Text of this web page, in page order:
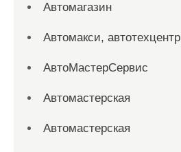
Автомагазин
Автомакси, автотехцентр
АвтоМастерСервис
Автомастерская
Автомастерская